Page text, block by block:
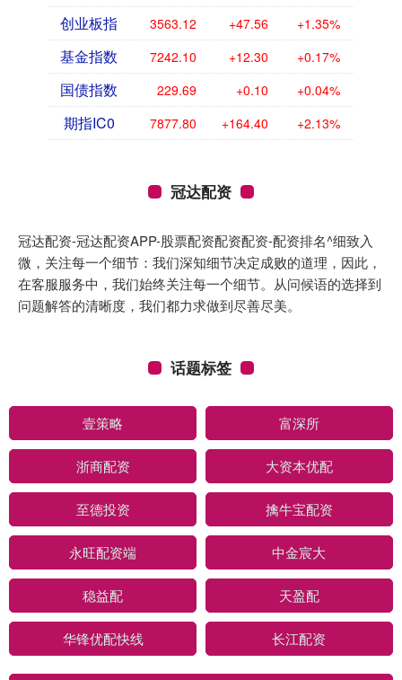
创业板指
3563.12 +47.56 +1.35%
基金指数 7242.10 +12.30 +0.17%
国债指数 229.69 +0.10 +0.04%
期指IC0 7877.80 +164.40 +2.13%
冠达配资
冠达配资-冠达配资APP-股票配资配资配资-配资排名^细致入
微，关注每一个细节：我们深知细节决定成败的道理，因此，
在客服服务中，我们始终关注每一个细节。从问候语的选择到
问题解答的清晰度，我们都力求做到尽善尽美。
话题标签
壹策略 富深所
浙商配资 大资本优配
至德投资 擒牛宝配资
永旺配资端 中金宸大
稳益配 天盈配
华锋优配快线 长江配资